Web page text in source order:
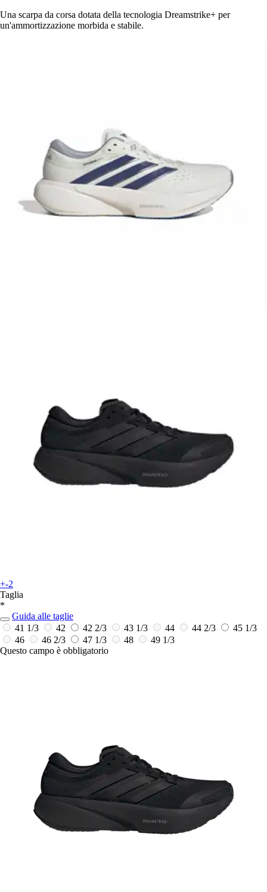
Una scarpa da corsa dotata della tecnologia Dreamstrike+ per
un'ammortizzazione morbida e stabile.
+-2
Taglia
*
Guida alle taglie
41 1/3
42 42 2/3 43 1/3 44 44 2/3
45 1/3
46
46 2/3 47 1/3 48
49 1/3
Questo campo è obbligatorio